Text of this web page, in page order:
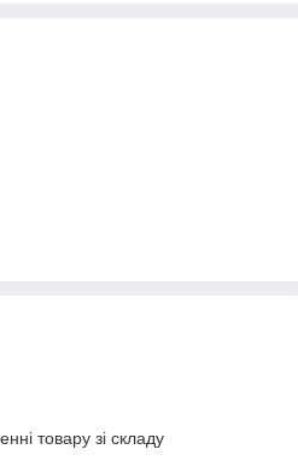
товару зі складу